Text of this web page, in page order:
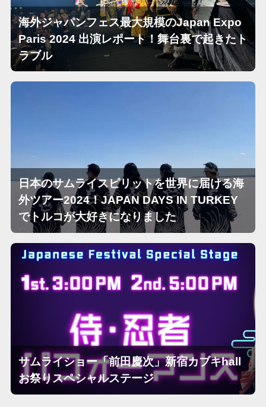
海外ジャパンフェス最大規模のJapan Expo
Paris 2024 出演レポート！舞台裏で起きたト
ラブル
日本のサムライスピリットを世界に届ける海
外ツアー2024！JAPAN DAYS IN TURKEY
でトルコが大好きになりました
サムライショー「前田慶次」新宿カブキhall
お祭りスペシャルステージ